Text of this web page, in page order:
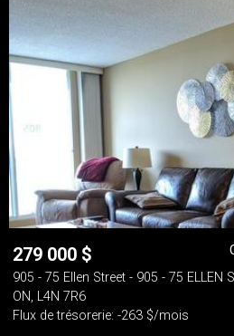
279 000 $
905 - 75 Ellen Street - 905 - 75 ELLEN
ON, L4N 7R6
Flux de trésorerie: -263 $/mois